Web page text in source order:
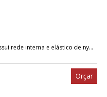
rede interna e elástico de ny...
Orçar